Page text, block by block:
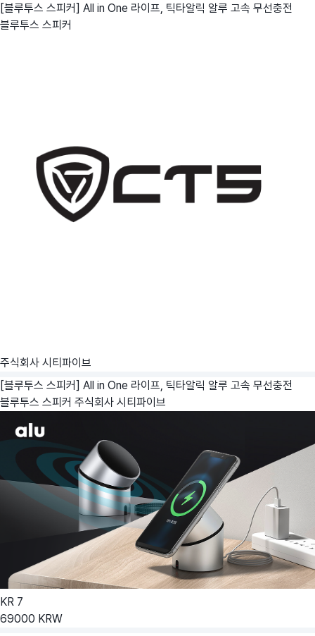
[블루투스 스피커] All in One 라이프, 틱타알릭 알루 고속 무선충전
블루투스 스피커
주식회사 시티파이브
[블루투스 스피커] All in One 라이프, 틱타알릭 알루 고속 무선충전
블루투스 스피커 주식회사 시티파이브
KR 7
69000 KRW